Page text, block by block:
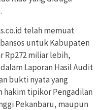
telah memuat
untuk Kabupaten
Rp272 miliar lebih,
Laporan Hasil Audit
bukti nyata yang
hakim tipikor Pengadilan
Pekanbaru, maupun